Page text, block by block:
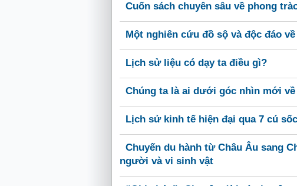
Cuốn sách chuyên sâu về phong
Một nghiên cứu đồ sộ và độc đáo
Lịch sử liệu có dạy ta điều gì?
Chúng ta là ai dưới góc nhìn mới về
Lịch sử kinh tế hiện đại qua 7 cú
Chuyến du hành từ Châu Âu sang
người và vi sinh vật